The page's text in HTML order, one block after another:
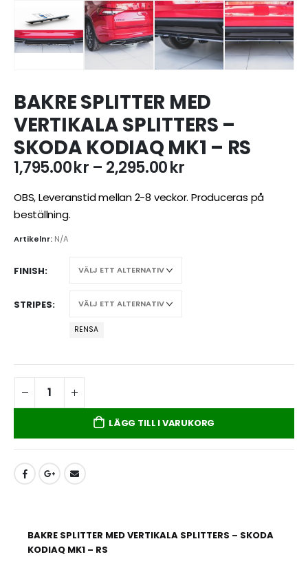
BAKRE SPLITTER MED
VERTIKALA SPLITTERS –
SKODA KODIAQ MK1 – RS
1,795.00kr – 2,295.00krPrisintervall:
till
OBS, Leveranstid mellan 2-8 veckor. Produceras på
beställning.
Artikelnr: N/A
FINISH
STRIPES
RENSA
LÄGG TILL I VARUKORG
BAKRE SPLITTER MED VERTIKALA SPLITTERS – SKODA
KODIAQ MK1 – RS